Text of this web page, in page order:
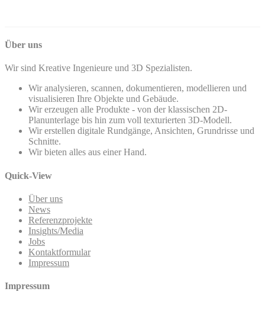
Über uns
Wir sind Kreative Ingenieure und 3D Spezialisten.
Wir analysieren, scannen, dokumentieren, modellieren und
visualisieren Ihre Objekte und Gebäude.
Wir erzeugen alle Produkte - von der klassischen 2D-
Planunterlage bis hin zum voll texturierten 3D-Modell.
Wir erstellen digitale Rundgänge, Ansichten, Grundrisse und
Schnitte.
Wir bieten alles aus einer Hand.
Quick-View
Über uns
News
Referenzprojekte
Insights/Media
Jobs
Kontaktformular
Impressum
Impressum